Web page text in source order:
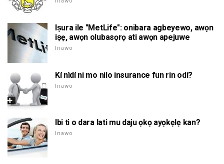
Iṣura ile "MetLife": onibara agbeyewo, awọn
iṣẹ, awọn olubasọrọ ati awọn apejuwe
Inawo
Kí nìdí ni mo nilo insurance fun rin odi?
Inawo
Ibi ti o dara lati mu daju ọkọ ayọkẹlẹ kan?
Inawo